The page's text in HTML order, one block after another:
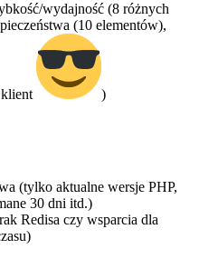
wydajność (8 różnych
(10 elementów),
)
(tylko aktualne wersje PHP,
30 dni itd.)
Redisa czy wsparcia dla